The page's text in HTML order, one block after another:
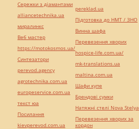
Сережки з діамантами
alliancetechnika.ua
миралинкс
Веб мастер
https://motokosmos.ua/
Синтезатори
perevod.agency
agrotechnika.com.ua
europeservice.com.ua
текст юа
Посилання
kievperevod.com.ua
pereklad.ua
Підготовка до НМТ / ЗНО
Винна шафа
Перевезення хворих
hospice-life.com.ua/
mk-translations.ua
maltina.com.ua
Шафи купе
Брендові сумки
Натяжні стелі Nova Stelya
Перевезення хворих за
кордон